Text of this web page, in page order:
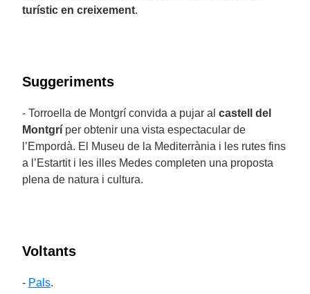
turístic en creixement.
Suggeriments
- Torroella de Montgrí convida a pujar al castell del
Montgrí per obtenir una vista espectacular de
l’Empordà. El Museu de la Mediterrània i les rutes fins
a l’Estartit i les illes Medes completen una proposta
plena de natura i cultura.
Voltants
- Pals.